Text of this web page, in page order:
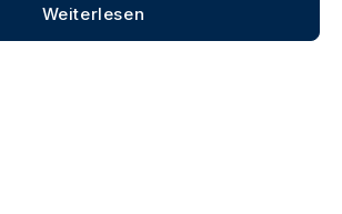
Weiterlesen